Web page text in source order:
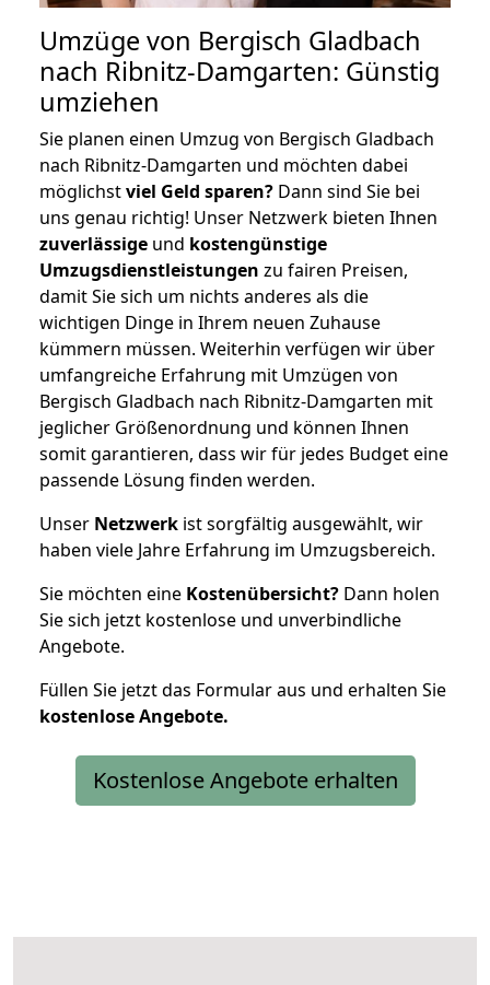
Umzüge von Bergisch Gladbach
nach Ribnitz-Damgarten: Günstig
umziehen
Sie planen einen Umzug von Bergisch Gladbach
nach Ribnitz-Damgarten und möchten dabei
möglichstviel Geld sparen? Dann sind Sie bei
uns genau richtig! Unser Netzwerk bieten Ihnen
zuverlässige und kostengünstige
Umzugsdienstleistungen zu fairen Preisen,
damit Sie sich um nichts anderes als die
wichtigen Dinge in Ihrem neuen Zuhause
kümmern müssen. Weiterhin verfügen wir über
umfangreiche Erfahrung mit Umzügen von
Bergisch Gladbach nach Ribnitz-Damgarten mit
jeglicher Größenordnung und können Ihnen
somit garantieren, dass wir für jedes Budget eine
passende Lösung finden werden.
Unser Netzwerk ist sorgfältig ausgewählt, wir
haben viele Jahre Erfahrung im Umzugsbereich.
Sie möchten eine Kostenübersicht? Dann holen
Sie sich jetzt kostenlose und unverbindliche
Angebote.
Füllen Sie jetzt das Formular aus und erhalten Sie
kostenloseAngebote.
Kostenlose Angebote erhalten